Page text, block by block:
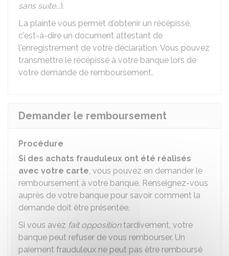
sans suite...).
La plainte vous permet d'obtenir un récépissé,
c'est-à-dire un document attestant de
l'enregistrement de votre déclaration. Vous pouvez
transmettre le récépissé à votre banque lors de
votre demande de remboursement.
Demander le remboursement
Procédure
Si des achats frauduleux ont été réalisés
avec votre carte, vous pouvez en demander le
remboursement à votre banque. Renseignez-vous
auprès de votre banque pour savoir comment la
demande doit être présentée.
Si vous avez fait oppositiontardivement, votre
banque peut refuser de vous rembourser. Un
paiement frauduleux ne peut pas être remboursé